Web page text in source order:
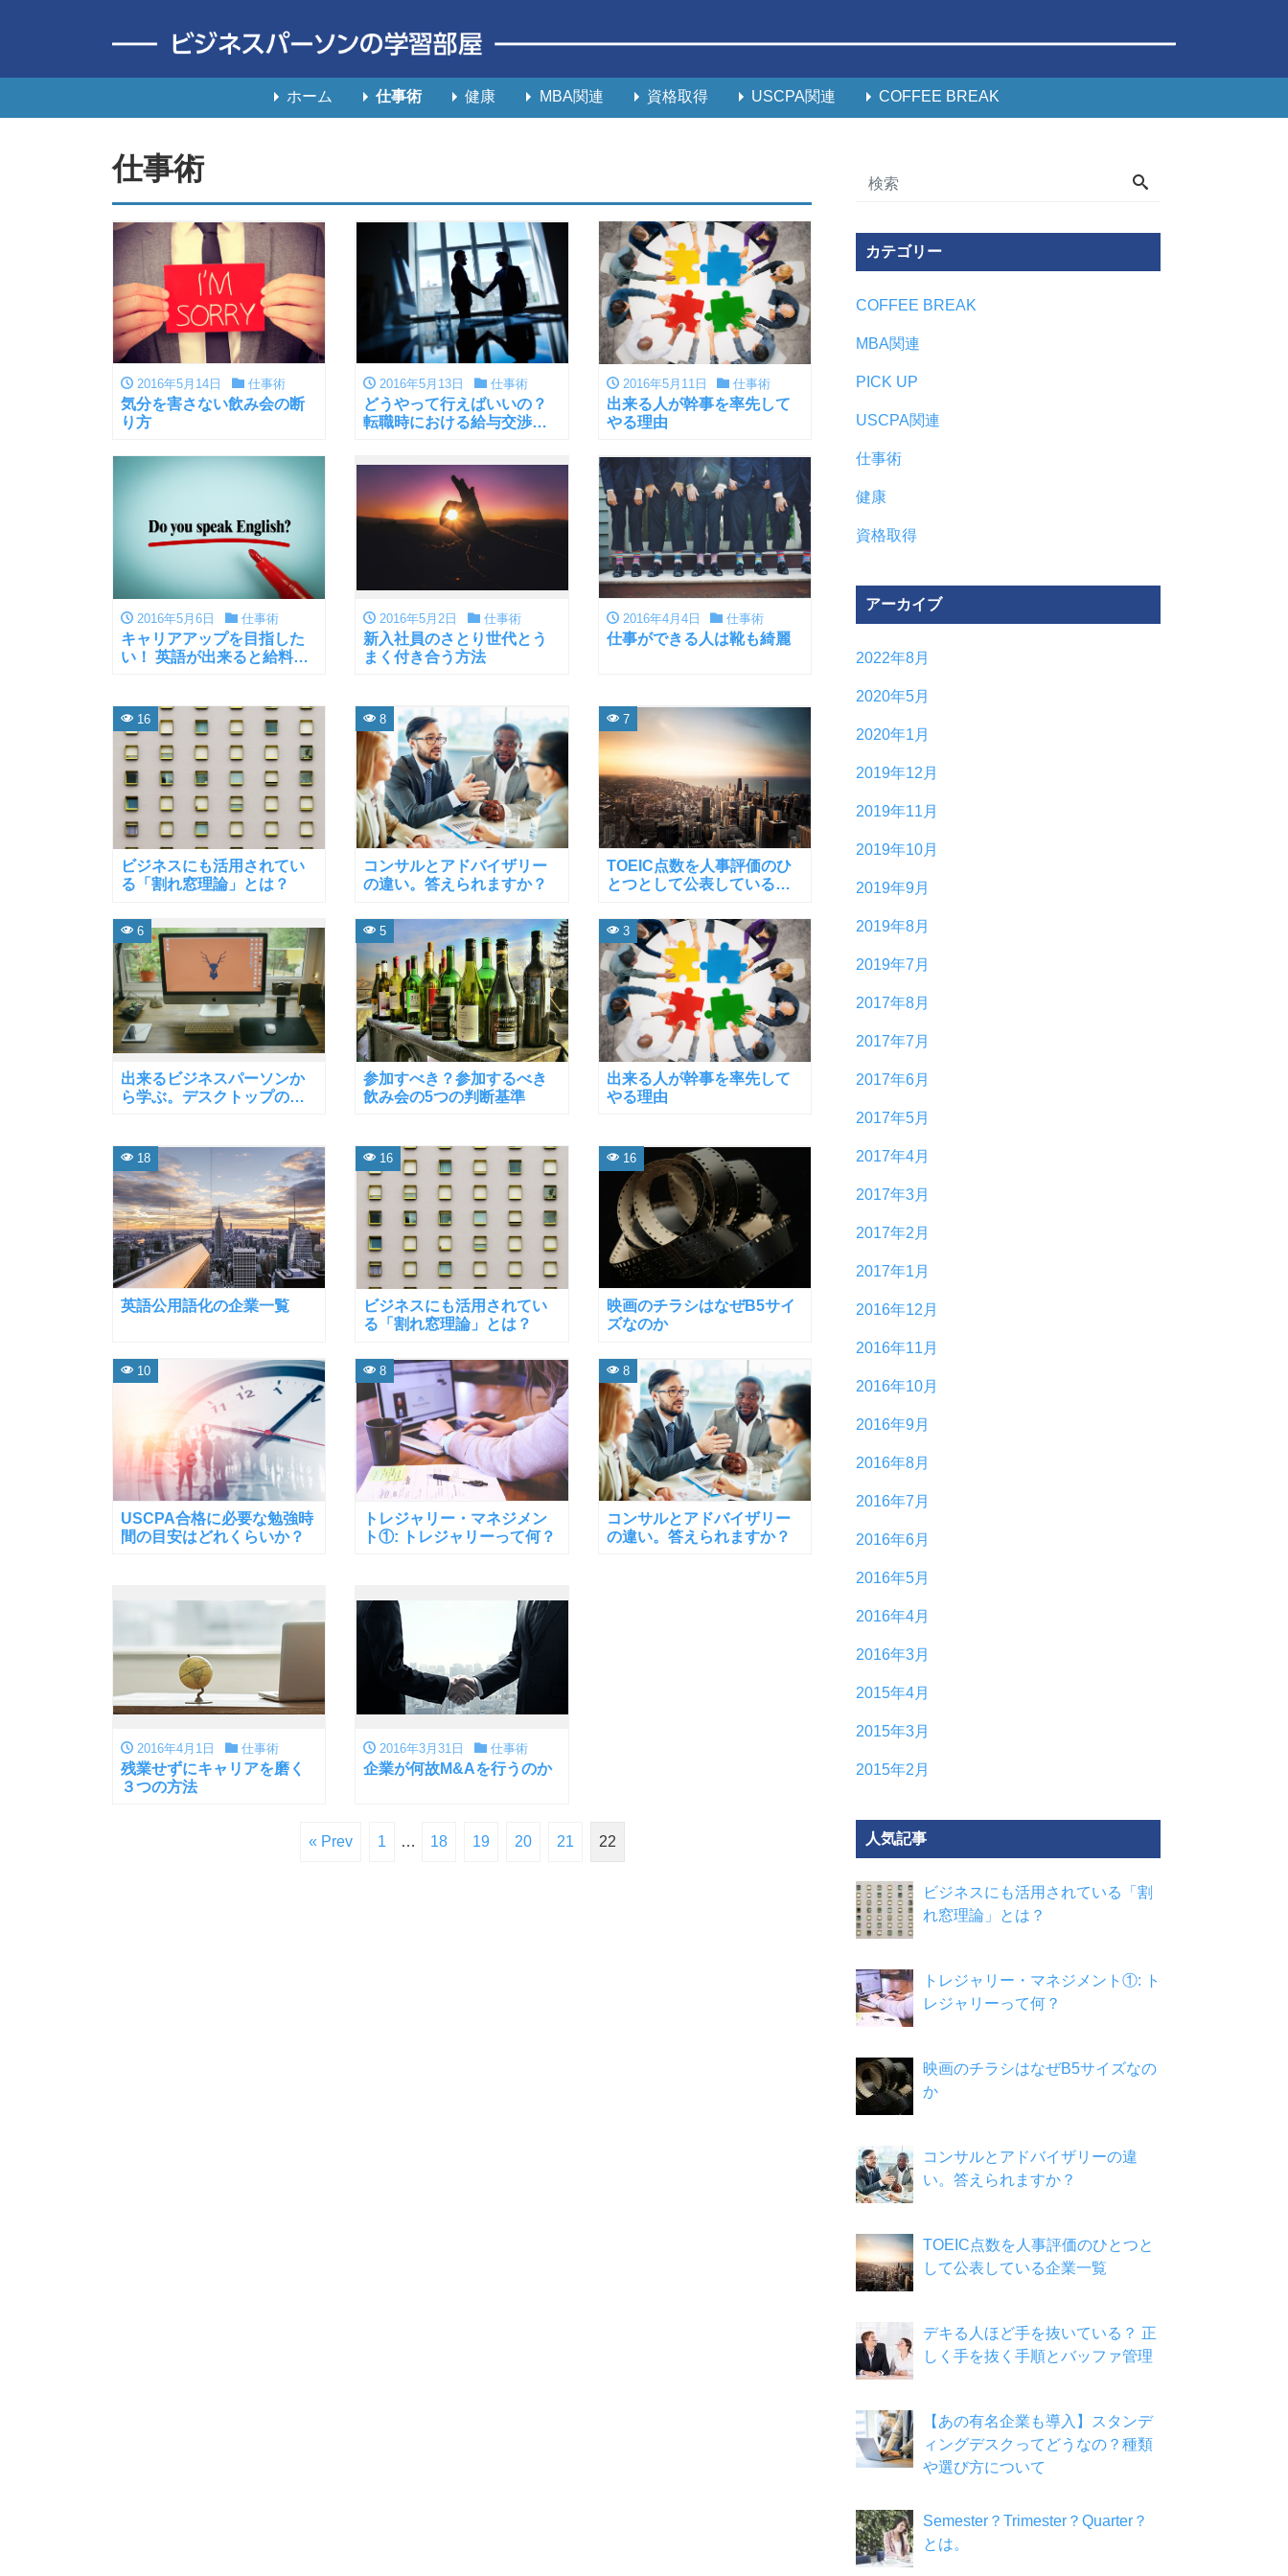
ホーム 仕事術 健康 MBA関連 資格取得 USCPA関連 COFFEE BREAK
仕事術
2016年5月14日 仕事術
気分を害さない飲み会の断
り方
2016年5月13日 仕事術
どうやって行えばいいの？
転職時における給与交渉の
2016年5月11日 仕事術
出来る人が幹事を率先して
やる理由
2016年5月6日 仕事術
キャリアアップを目指した
い！ 英語が出来ると給料が
2016年5月2日 仕事術
新入社員のさとり世代とう
まく付き合う方法
2016年4月4日 仕事術
仕事ができる人は靴も綺麗
ビジネスにも活用されてい
る「割れ窓理論」とは？
16
コンサルとアドバイザリー
の違い。答えられますか？
8
TOEIC点数を人事評価のひ
とつとして公表している企
7
出来るビジネスパーソンか
ら学ぶ。デスクトップの整
6
参加すべき？参加するべき
飲み会の5つの判断基準
5
出来る人が幹事を率先して
やる理由
3
英語公用語化の企業一覧
18
ビジネスにも活用されてい
る「割れ窓理論」とは？
16
映画のチラシはなぜB5サイ
ズなのか
16
USCPA合格に必要な勉強時
間の目安はどれくらいか？
10
トレジャリー・マネジメン
ト①: トレジャリーって何？
8
コンサルとアドバイザリー
の違い。答えられますか？
8
2016年4月1日 仕事術
残業せずにキャリアを磨く
３つの方法
2016年3月31日 仕事術
企業が何故M&Aを行うのか
« Prev 1 … 18 19 20 21 22
カテゴリー
COFFEE BREAK
MBA関連
PICK UP
USCPA関連
仕事術
健康
資格取得
アーカイブ
2022年8月
2020年5月
2020年1月
2019年12月
2019年11月
2019年10月
2019年9月
2019年8月
2019年7月
2017年8月
2017年7月
2017年6月
2017年5月
2017年4月
2017年3月
2017年2月
2017年1月
2016年12月
2016年11月
2016年10月
2016年9月
2016年8月
2016年7月
2016年6月
2016年5月
2016年4月
2016年3月
2015年4月
2015年3月
2015年2月
人気記事
ビジネスにも活用されている「割
れ窓理論」とは？
トレジャリー・マネジメント①: ト
レジャリーって何？
映画のチラシはなぜB5サイズなの
か
コンサルとアドバイザリーの違
い。答えられますか？
TOEIC点数を人事評価のひとつと
して公表している企業一覧
デキる人ほど手を抜いている？ 正
しく手を抜く手順とバッファ管理
【あの有名企業も導入】スタンデ
ィングデスクってどうなの？種類
や選び方について
Semester？Trimester？Quarter？
とは。